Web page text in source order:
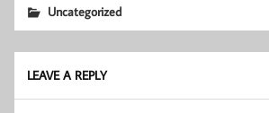
Uncategorized
LEAVE A REPLY